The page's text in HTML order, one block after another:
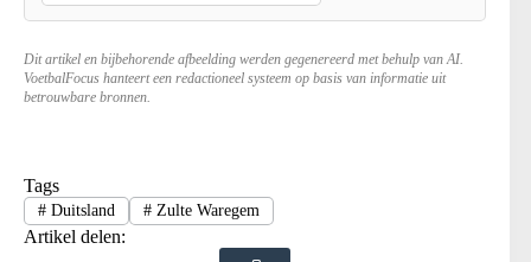
Dit artikel en bijbehorende afbeelding werden gegenereerd met behulp van AI.
VoetbalFocus hanteert een redactioneel systeem op basis van informatie uit
betrouwbare bronnen.
Tags
#Duitsland #Zulte Waregem
Artikel delen: